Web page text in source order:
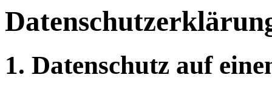
1. Datenschutz auf